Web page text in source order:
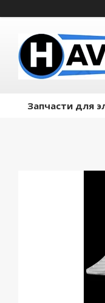
Запчасти для